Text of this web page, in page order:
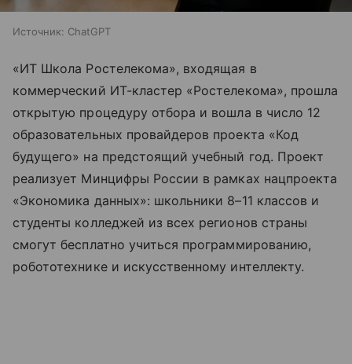
Источник: ChatGPT
«ИТ Школа Ростелекома», входящая в
коммерческий ИТ-кластер «Ростелекома», прошла
открытую процедуру отбора и вошла в число 12
образовательных провайдеров проекта «Код
будущего» на предстоящий учебный год. Проект
реализует Минцифры России в рамках нацпроекта
«Экономика данных»: школьники 8–11 классов и
студенты колледжей из всех регионов страны
смогут бесплатно учиться программированию,
робототехнике и искусственному интеллекту.